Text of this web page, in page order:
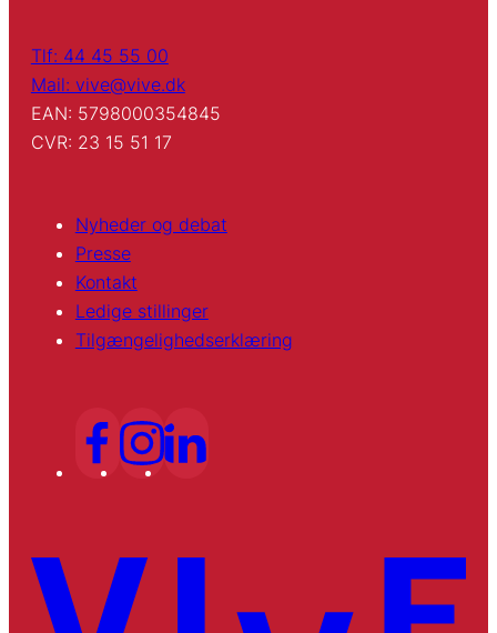
Tlf: 44 45 55 00
Mail: vive@vive.dk
EAN: 5798000354845
CVR: 23 15 51 17
Nyheder og debat
Presse
Kontakt
Ledige stillinger
Tilgængelighedserklæring